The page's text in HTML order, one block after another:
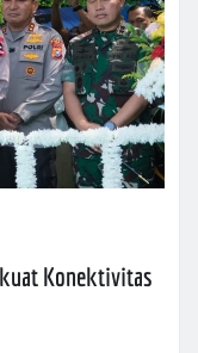
Konektivitas